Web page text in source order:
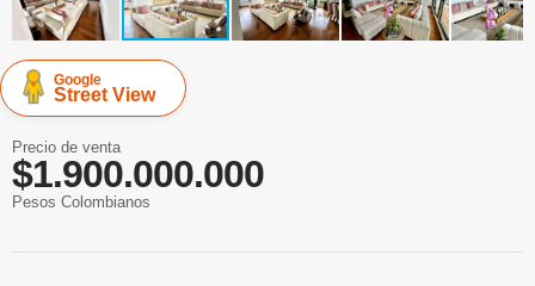
Google
Street View
Precio de venta
$1.900.000.000
Pesos Colombianos